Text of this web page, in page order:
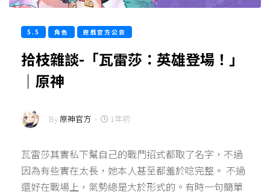
5.5 角色 遊戲官方公告
拾枝雜談-「瓦雷莎：英雄登場！」
｜原神
By原神官方 - 1年前
瓦雷莎其實私下幫自己的戰鬥招式都取了名字，不過
因為有些實在太長，她本人甚至都羞於唸完整。 不過
還好在戰場上，氣勢總是大於形式的。有時一句簡單